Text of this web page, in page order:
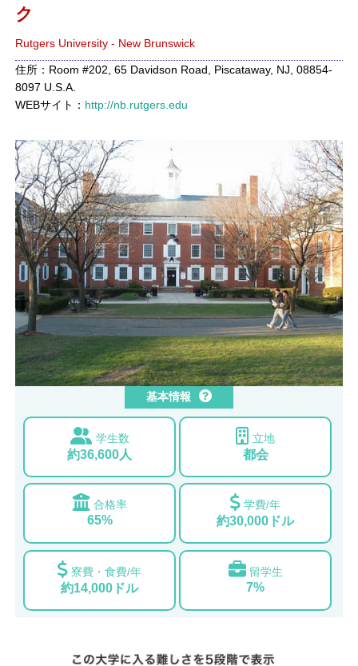
ク
Rutgers University - New Brunswick
住所：Room #202, 65 Davidson Road, Piscataway, NJ, 08854-
8097 U.S.A.
WEBサイト： http://nb.rutgers.edu
基本情報
学生数
約36,600人
立地
都会
合格率
65%
学費/年
約30,000ドル
寮費・食費/年
約14,000ドル
留学生
7%